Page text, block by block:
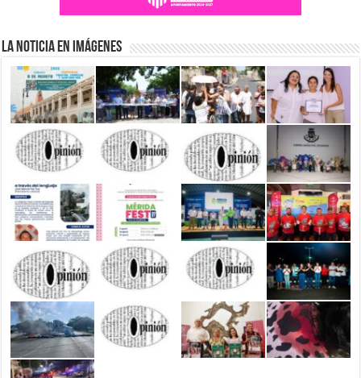
La Noticia en Imágenes